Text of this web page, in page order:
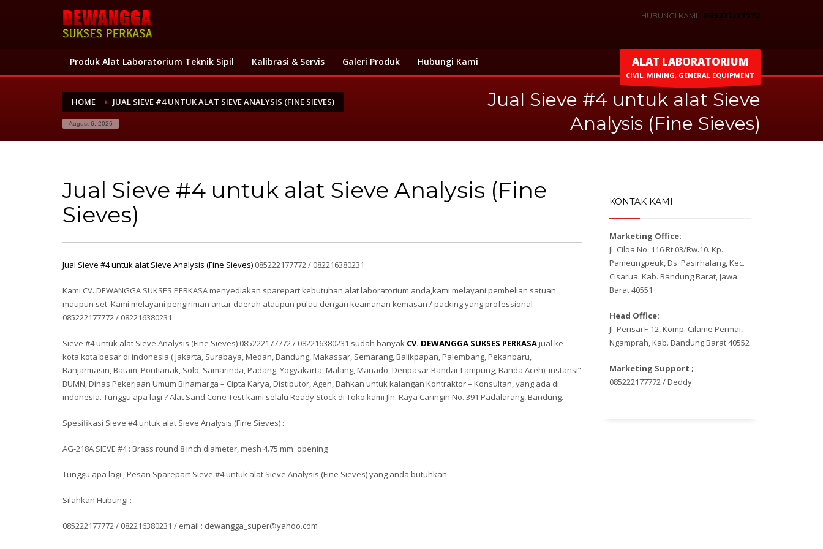
HUBUNGI KAMI : 085222177772
Produk Alat Laboratorium Teknik Sipil Kalibrasi & Servis Galeri Produk Hubungi Kami ALAT LABORATORIUM
CIVIL, MINING, GENERAL EQUIPMENT
HOME JUAL SIEVE #4 UNTUK ALAT SIEVE ANALYSIS (FINE SIEVES)
August 6, 2026
Jual Sieve #4 untuk alat Sieve
Analysis (Fine Sieves)
Jual Sieve #4 untuk alat Sieve Analysis (Fine
Sieves)
Jual Sieve #4 untuk alat Sieve Analysis (Fine Sieves) 085222177772 / 082216380231
Kami CV. DEWANGGA SUKSES PERKASA menyediakan sparepart kebutuhan alat laboratorium anda,kami melayani pembelian satuan
maupun set. Kami melayani pengiriman antar daerah ataupun pulau dengan keamanan kemasan / packing yang professional
085222177772 / 082216380231.
Sieve #4 untuk alat Sieve Analysis (Fine Sieves) 085222177772 / 082216380231 sudah banyak CV. DEWANGGA SUKSES PERKASAjual ke
kota kota besar di indonesia ( Jakarta, Surabaya, Medan, Bandung, Makassar, Semarang, Balikpapan, Palembang, Pekanbaru,
Banjarmasin, Batam, Pontianak, Solo, Samarinda, Padang, Yogyakarta, Malang, Manado, Denpasar Bandar Lampung, Banda Aceh), instansi”
BUMN, Dinas Pekerjaan Umum Binamarga – Cipta Karya, Distibutor, Agen, Bahkan untuk kalangan Kontraktor – Konsultan, yang ada di
indonesia. Tunggu apa lagi ? Alat Sand Cone Test kami selalu Ready Stock di Toko kami Jln. Raya Caringin No. 391 Padalarang, Bandung.
Spesifikasi Sieve #4 untuk alat Sieve Analysis (Fine Sieves) :
AG-218A SIEVE #4 : Brass round 8 inch diameter, mesh 4.75 mm opening
Tunggu apa lagi , Pesan Sparepart Sieve #4 untuk alat Sieve Analysis (Fine Sieves) yang anda butuhkan
Silahkan Hubungi :
085222177772 / 082216380231 / email : dewangga_super@yahoo.com
KONTAK KAMI
Marketing Office:
Jl. Ciloa No. 116 Rt.03/Rw.10. Kp.
Pameungpeuk, Ds. Pasirhalang, Kec.
Cisarua. Kab. Bandung Barat, Jawa
Barat 40551
Head Office:
Jl. Perisai F-12, Komp. Cilame Permai,
Ngamprah, Kab. Bandung Barat 40552
Marketing Support ;
085222177772 / Deddy